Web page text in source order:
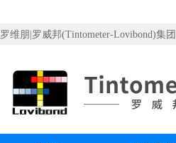
罗维朋|罗威邦(Tintometer-Lovibond)集团